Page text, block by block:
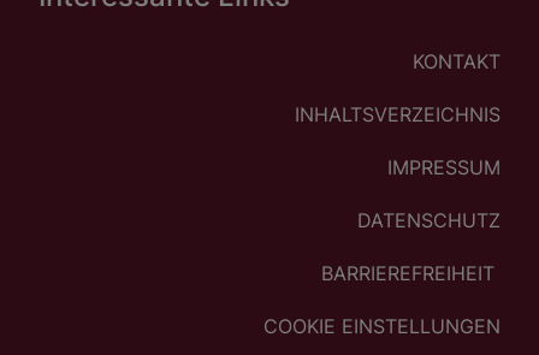
KONTAKT
INHALTSVERZEICHNIS
IMPRESSUM
DATENSCHUTZ
BARRIEREFREIHEIT
COOKIE EINSTELLUNGEN